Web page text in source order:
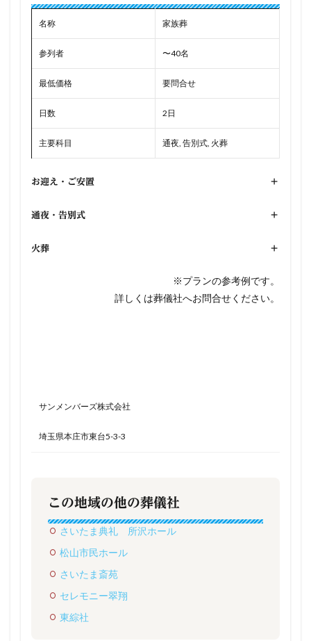
名称 家族葬
参列者 〜40名
最低価格 要問合せ
日数 2日
主要科目 通夜, 告別式, 火葬
お迎え・ご安置 +
通夜・告別式 +
火葬 +
※プランの参考例です。
詳しくは葬儀社へお問合せください。
サンメンバーズ株式会社
埼玉県本庄市東台5-3-3
この地域の他の葬儀社
さいたま典礼 所沢ホール
松山市民ホール
さいたま斎苑
セレモニー翠翔
東綜社